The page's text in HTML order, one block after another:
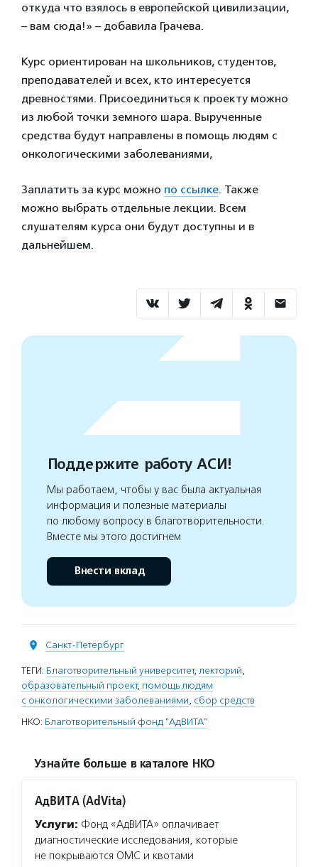
откуда что взялось в европейской цивилизации,
– вам сюда!» – добавила Грачева.
Курс ориентирован на школьников, студентов,
преподавателей и всех, кто интересуется
древностями. Присоединиться к проекту можно
из любой точки земного шара. Вырученные
средства будут направлены в помощь людям с
онкологическими заболеваниями,
Заплатить за курс можно по ссылке. Также
можно выбрать отдельные лекции. Всем
слушателям курса они будут доступны и в
дальнейшем.
Поддержите работу АСИ!
Мы работаем, чтобы у вас была актуальная
информация и полезные материалы
по любому вопросу в благотворительности.
Вместе мы этого достигнем
Внести вклад
Санкт-Петербург
ТЕГИ: Благотворительный университет, лекторий,
образовательный проект, помощь людям
с онкологическими заболеваниями, сбор средств
НКО: Благотворительный фонд "АдВИТА"
Узнайте больше в каталоге НКО
АдВИТА (AdVita)
Услуги: Фонд «АдВИТА» оплачивает
диагностические исследования, которые
не покрываются ОМС и квотами